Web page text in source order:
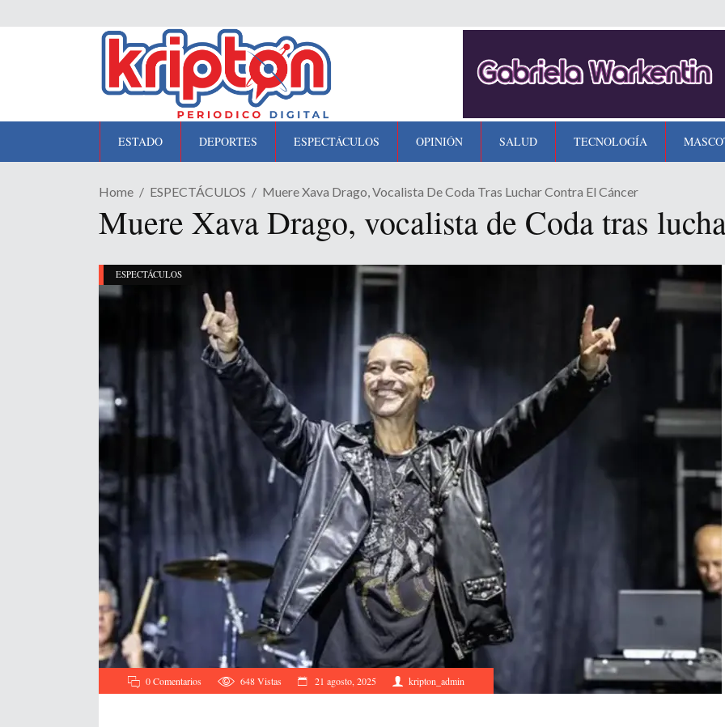
ESTADO DEPORTES ESPECTÁCULOS OPINIÓN SALUD TECNOLOGÍA
Home ESPECTÁCULOS Muere Xava Drago, Vocalista De Coda Tras Luchar Contra El Cáncer
Muere Xava Drago, vocalista de Coda tras
ESPECTÁCULOS
0 Comentarios 648Vistas 21 agosto, 2025 kripton_admin